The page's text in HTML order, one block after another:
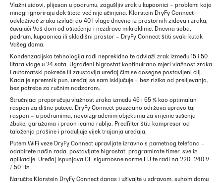
Vlažni zidovi, plijesan u podrumu, zagušljiv zrak u kupaonici – problemi koje
mnogi ignoriraju dok šteta već nije učinjena. Klarstein DryFy Connect
odvlaživač zraka izvlači do 40 l vlage dnevno iz prostornih zidova i zraka,
čuvajući Vaš dom od oštećenja i nezdrave mikroklime. Dnevna soba,
podrum, kupaonica ili skladišni prostor – DryFy Connect štiti svaki kutak
Vašeg doma.
Kondenzacijska tehnologija radi neprekidno te odvlaži zrak između 15 i 50
litara vlage u 24 sata. Ugrađeni higrostat kontinuirano mjeri vlažnost zraka
i automatski pokreće ili zaustavlja uređaj čim se dosegne postavljeni cilj.
Kada je spremnik pun, uređaj se sam isključuje – bez rizika od prelijevanja,
bez potrebe za ručnim nadzorom.
Stručnjaci preporučuju vlažnost zraka između 45 i 55 % kao optimalan
raspon za dišne puteve. DryFy Connect pouzdano održava upravo taj
raspon – u podrumima, novoizgrađenim objektima za vrijeme sušenja
žbuke, garažama i praon icama rublja. Predfilter štiti kompresor od
taloženja prašine i produljuje vijek trajanja uređaja.
Putem WiFi veze DryFy Connect upravljate izravno s pametnog telefona –
odabirete način rada, postavljate higrostat, programirate timer, sve iz
aplikacije. Uređaj ispunjava CE sigurnosne norme EU te radi na 220–240 V
/ 50 Hz.
Naručite Klarstein DryFy Connect danas i uživajte u zdravom, suhom domu